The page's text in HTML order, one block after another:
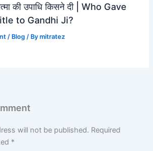
की उपाधि किसने दी | Who Gave
to Gandhi Ji?
/ Blog / Bymitratez
will not be published. Required
*